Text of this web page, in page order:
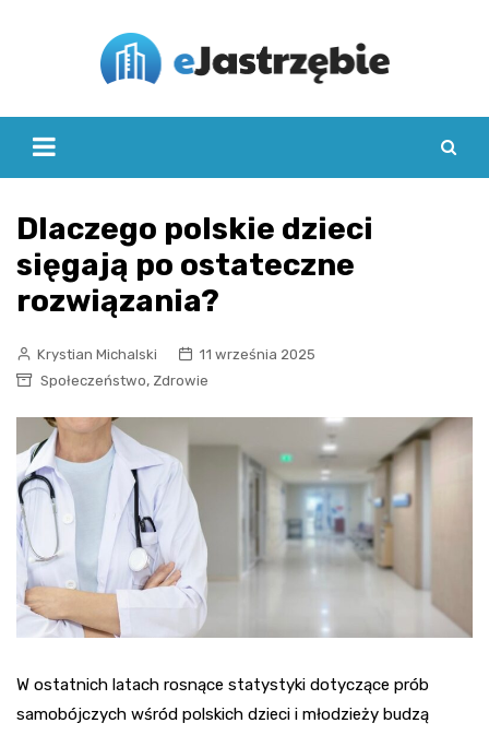
Dlaczego polskie dzieci
sięgają po ostateczne
rozwiązania?
Krystian Michalski
11 września 2025
Społeczeństwo, Zdrowie
W ostatnich latach rosnące statystyki dotyczące prób
samobójczych wśród polskich dzieci i młodzieży budzą